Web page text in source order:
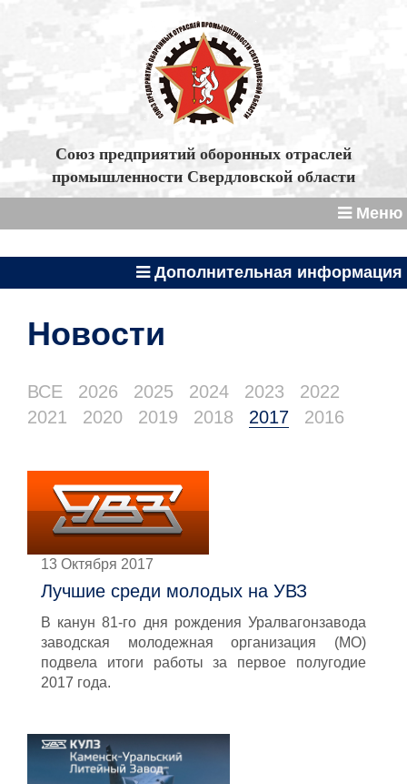
Союз предприятий оборонных отраслей
промышленности Свердловской области
Меню
Дополнительная информация
Новости
ВСЕ 2026 2025 2024 2023
2022
2021
2020 2019 2018 2017 2016
13 Октября 2017
Лучшие среди молодых на УВЗ
В канун 81-го дня рождения Уралвагонзавода
заводская молодежная организация (МО)
подвела итоги работы за первое полугодие
2017 года.